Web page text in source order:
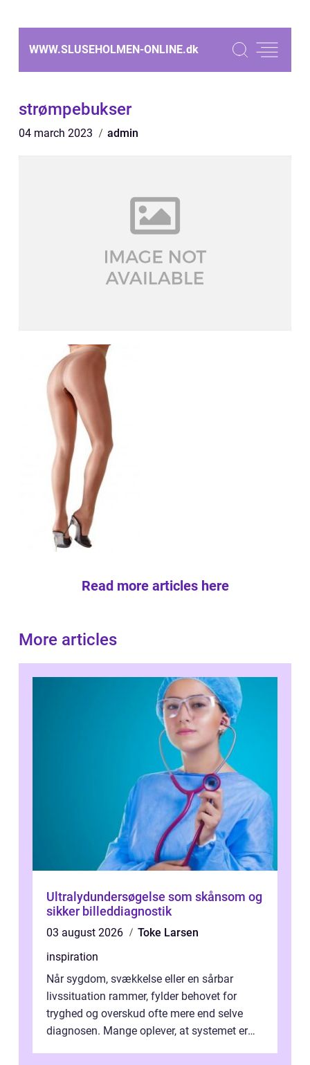
WWW.SLUSEHOLMEN-ONLINE.dk
strømpebukser
04 march 2023 admin
Read more articles here
More articles
Ultralydundersøgelse som skånsom og
sikker billeddiagnostik
03 august 2026
Toke Larsen
inspiration
Når sygdom, svækkelse eller en sårbar
livssituation rammer, fylder behovet for
tryghed og overskud ofte mere end selve
diagnosen. Mange oplever, at systemet er